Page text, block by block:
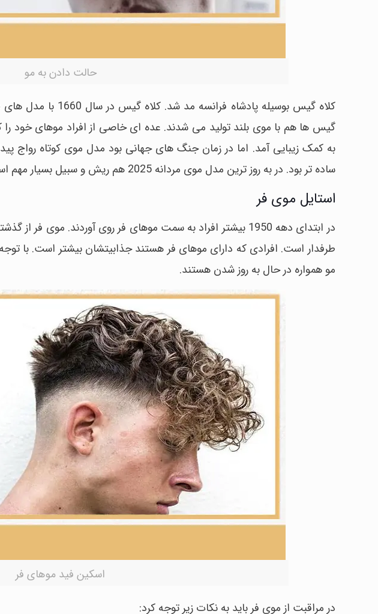
حالت دادن به مو
کلاه گیس بوسیله
گیس ها هم با موی بلند تولید می شدند. عده ای خاصی از افراد موهای خود را
به کمک زیبایی آمد. اما در زمان جنگ های جهانی بود مدل موی کوتاه رواج
ساده تر بود. در به روز ترین مدل موی مردانه 2025 هم ریش و سبیل بسیار مهم است.
استایل موی فر
در ابتدای دهه 1950 بیشتر افراد به سمت موهای فر روی آوردند.
طرفدار است. افرادی که دارای موهای فر هستند جذابیتشان بیشتر است. با
مو همواره در حال به روز شدن هستند.
اسکین فید موهای فر
در مراقبت از موی فر باید به نکات زیر توجه کرد: